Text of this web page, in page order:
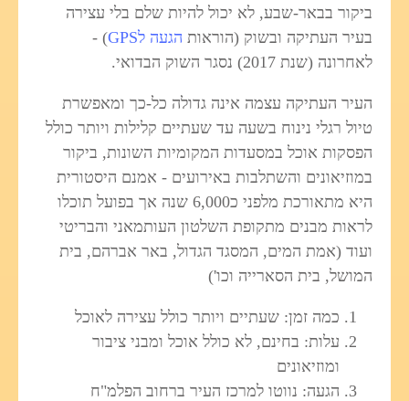
ביקור בבאר-שבע, לא יכול להיות שלם בלי עצירה
בעיר העתיקה ובשוק (הוראות הגעה לGPS
) -
לאחרונה (שנת 2017) נסגר השוק הבדואי.
העיר העתיקה עצמה אינה גדולה כל-כך ומאפשרת
טיול רגלי נינוח בשעה עד שעתיים קלילות ויותר כולל
הפסקות אוכל במסעדות המקומיות השונות, ביקור
במוזיאונים והשתלבות באירועים - אמנם היסטורית
היא מתאורכת מלפני כ6,000 שנה אך בפועל תוכלו
לראות מבנים מתקופת השלטון העותמאני והבריטי
ועוד (אמת המים, המסגד הגדול, באר אברהם, בית
המושל, בית הסארייה וכו')
כמה זמן: שעתיים ויותר כולל עצירה לאוכל
עלות: בחינם, לא כולל אוכל ומבני ציבור
ומוזיאונים
הגעה: נווטו למרכז העיר ברחוב הפלמ"ח